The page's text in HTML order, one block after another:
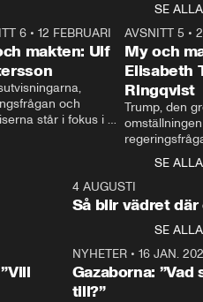
SE ALLA
27:30
6 •12 FEBRUARI
makten: Ulf
och
står i fokus i
ställer
Ulf Kristersson
AVSNITT 5 •
My och
Elisabeth
Ringqvist
Trump, den
centrum i
avsnittet av
Makten”. Se
Aftonbladets
Rohwedder
Thand Ring
SE ALLA
4 AUGUSTI
Så blir vädret där
SE ALLA
NYHETER• 16 JAN.
Gazaborna:
till?”